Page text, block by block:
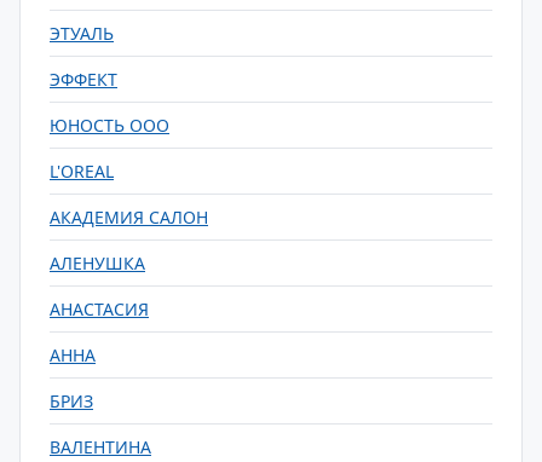
ЭТУАЛЬ
ЭФФЕКТ
ЮНОСТЬ ООО
L'OREAL
АКАДЕМИЯ САЛОН
АЛЕНУШКА
АНАСТАСИЯ
АННА
БРИЗ
ВАЛЕНТИНА